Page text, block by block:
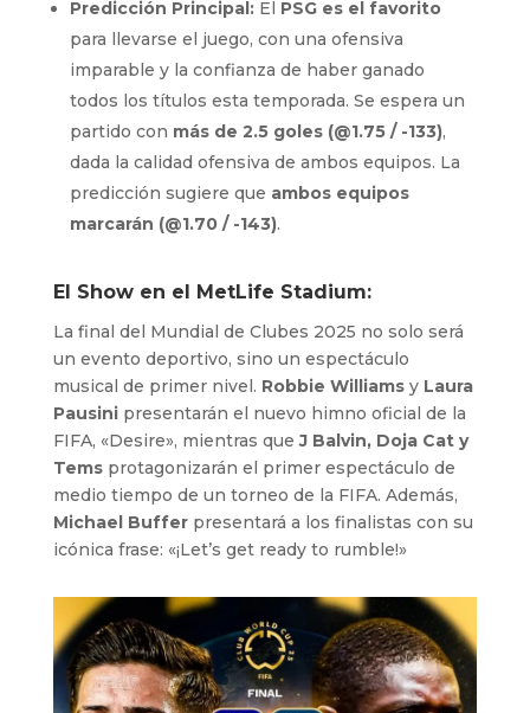
Predicción Principal:El PSG es el favorito
para llevarse el juego, con una ofensiva
imparable y la confianza de haber ganado
todos los títulos esta temporada. Se espera un
partido con más de 2.5 goles (@1.75 / -133),
dada la calidad ofensiva de ambos equipos. La
predicción sugiere que ambos equipos
marcarán (@1.70 / -143).
El Show en el MetLife Stadium:
La final del Mundial de Clubes 2025 no solo será
un evento deportivo, sino un espectáculo
musical de primer nivel. Robbie Williamsy Laura
Pausinipresentarán el nuevo himno oficial de la
FIFA, «Desire», mientras queJ Balvin, Doja Cat y
Temsprotagonizarán el primer espectáculo de
medio tiempo de un torneo de la FIFA. Además,
Michael Bufferpresentará a los finalistas con su
icónica frase: «¡Let’s get ready to rumble!»